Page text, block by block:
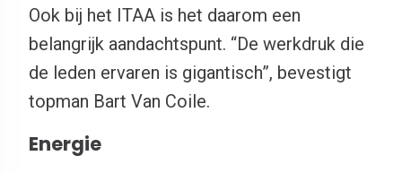
Ook bij het ITAA is het daarom een
belangrijk aandachtspunt. “De werkdruk die
de leden ervaren is gigantisch”, bevestigt
topman Bart Van Coile.
Energie